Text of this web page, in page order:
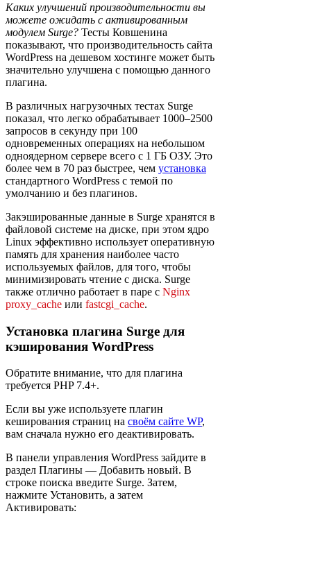
Каких улучшений производительности вы
можете ожидать с активированным
модулем Surge? Тесты Ковшенина
показывают, что производительность сайта
WordPress на дешевом хостинге может быть
значительно улучшена с помощью данного
плагина.
В различных нагрузочных тестах Surge
показал, что легко обрабатывает 1000–2500
запросов в секунду при 100
одновременных операциях на небольшом
одноядерном сервере всего с 1 ГБ ОЗУ. Это
более чем в 70 раз быстрее, чем установка
стандартного WordPress с темой по
умолчанию и без плагинов.
Закэшированные данные в Surge хранятся в
файловой системе на диске, при этом ядро
Linux эффективно использует оперативную
память для хранения наиболее часто
используемых файлов, для того, чтобы
минимизировать чтение с диска. Surge
также отлично работает в паре с Nginx
proxy_cache или fastcgi_cache.
Установка плагина Surge для
кэширования WordPress
Обратите внимание, что для плагина
требуется PHP 7.4+.
Если вы уже используете плагин
кеширования страниц на своём сайте WP,
вам сначала нужно его деактивировать.
В панели управления WordPress зайдите в
раздел Плагины — Добавить новый. В
строке поиска введите Surge. Затем,
нажмите Установить, а затем
Активировать: